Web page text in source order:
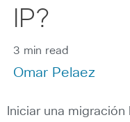
IP?
3 min read
Omar Pelaez
Iniciar una